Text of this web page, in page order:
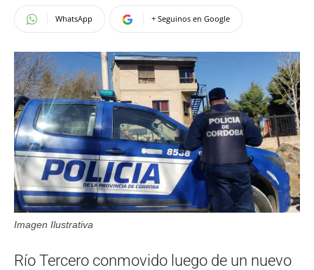
WhatsApp + Seguinos en Google
Imagen Ilustrativa
Río Tercero conmovido luego de un nuevo